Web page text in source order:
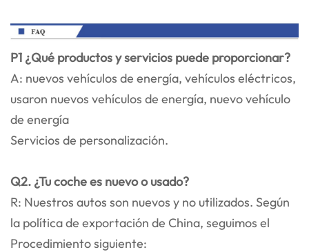
P1 ¿Qué productos y servicios puede proporcionar?
A: nuevos vehículos de energía, vehículos eléctricos,
usaron nuevos vehículos de energía, nuevo vehículo
de energía
Servicios de personalización.
Q2. ¿Tu coche es nuevo o usado?
R: Nuestros autos son nuevos y no utilizados. Según
la política de exportación de China, seguimos el
Procedimiento siguiente: